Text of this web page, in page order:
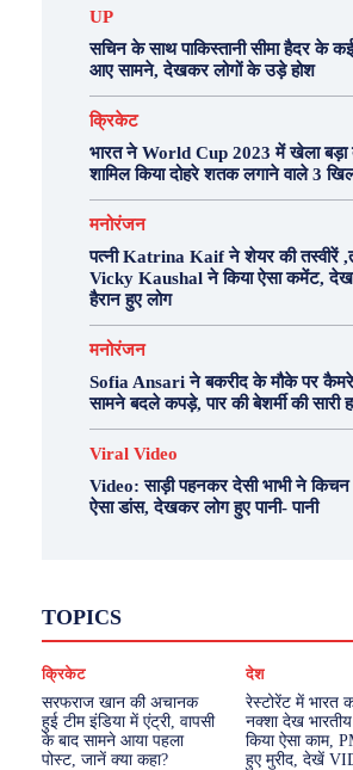
UP
सचिन के साथ पाकिस्तानी सीमा हैदर के कई
आए सामने, देखकर लोगों के उड़े होश
क्रिकेट
भारत ने World Cup 2023 में खेला बड़ा
शामिल किया दोहरे शतक लगाने वाले 3
मनोरंजन
पत्नी Katrina Kaif ने शेयर की तस्वीरें
Vicky Kaushal ने किया ऐसा कमेंट,
हैरान हुए लोग
मनोरंजन
Sofia Ansari ने बकरीद के मौके पर
सामने बदले कपड़े, पार की बेशर्मी की सारी
Viral Video
Video: साड़ी पहनकर देसी भाभी ने किचन
ऐसा डांस, देखकर लोग हुए पानी- पानी
TOPICS
दुनिया
मनोरंजन
राजनीति
क्रिकेट
सरफराज खान की अचानक
हुई टीम इंडिया में एंट्री, वापसी
के बाद सामने आया पहला
पोस्ट, जानें क्या कहा?
देश
रेस्टोरेंट में भारत
नक्शा देख
किया ऐसा काम,
हुए मुरीद, देखें